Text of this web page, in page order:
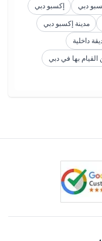
دبي
إكسبو دبي
مدينة إكسبو دبي
داخلية
القيام بها في دبي